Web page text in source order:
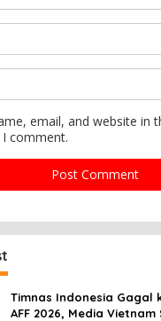
email, and website in
comment.
Timnas Indonesia Gagal
AFF 2026, Media